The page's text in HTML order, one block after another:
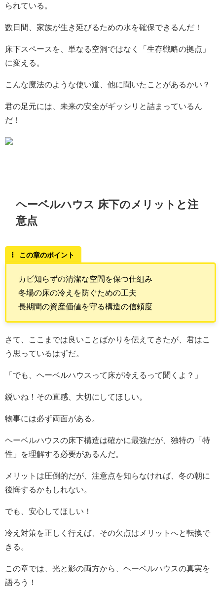
られている。
数日間、家族が生き延びるための水を確保できるんだ！
床下スペースを、単なる空洞ではなく「生存戦略の拠点」
に変える。
こんな魔法のような使い道、他に聞いたことがあるかい？
君の足元には、未来の安全がギッシリと詰まっているん
だ！
ヘーベルハウス 床下のメリットと注
意点
この章のポイント
カビ知らずの清潔な空間を保つ仕組み
冬場の床の冷えを防ぐための工夫
長期間の資産価値を守る構造の信頼度
さて、ここまでは良いことばかりを伝えてきたが、君はこ
う思っているはずだ。
「でも、ヘーベルハウスって床が冷えるって聞くよ？」
鋭いね！その直感、大切にしてほしい。
物事には必ず両面がある。
ヘーベルハウスの床下構造は確かに最強だが、独特の「特
性」を理解する必要があるんだ。
メリットは圧倒的だが、注意点を知らなければ、冬の朝に
後悔するかもしれない。
でも、安心してほしい！
冷え対策を正しく行えば、その欠点はメリットへと転換で
きる。
この章では、光と影の両方から、ヘーベルハウスの真実を
語ろう！